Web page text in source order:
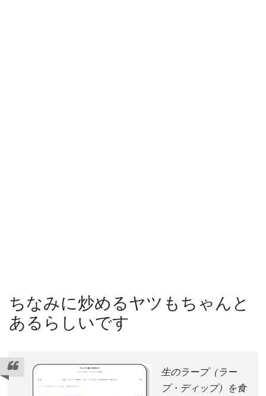
ちなみに炒めるヤツもちゃんと
あるらしいです
生のラープ（ラー
プ・ディップ）を食